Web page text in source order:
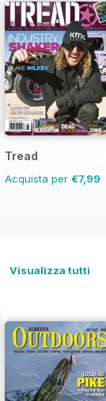
Tread
Acquista per €7,99
Visualizza tutti